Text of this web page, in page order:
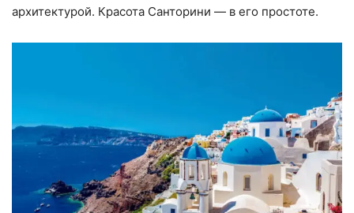
архитектурой. Красота Санторини — в его простоте.